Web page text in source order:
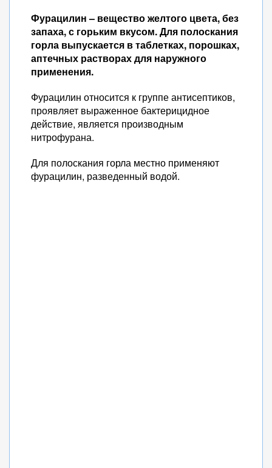
Фурацилин – вещество желтого цвета, без
запаха, с горьким вкусом. Для полоскания
горла выпускается в таблетках, порошках,
аптечных растворах для наружного
применения.
Фурацилин относится к группе антисептиков,
проявляет выраженное бактерицидное
действие, является производным
нитрофурана.
Для полоскания горла местно применяют
фурацилин, разведенный водой.